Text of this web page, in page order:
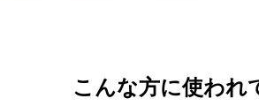
こんな方に使われ